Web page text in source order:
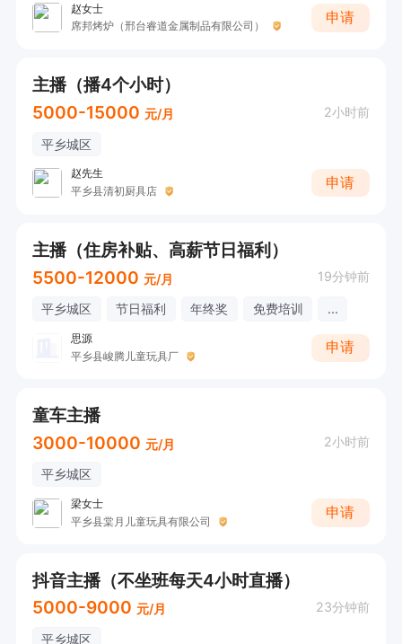
赵女士
席邦烤炉（邢台睿道金属制品有限公司）
申请
主播（播4个小时）
5000-15000 元/月 2小时前
平乡城区
赵先生
平乡县清初厨具店
申请
主播（住房补贴、高薪节日福利）
5500-12000 元/月 19分钟前
平乡城区 节日福利 年终奖 免费培训 ...
思源
平乡县峻腾儿童玩具厂
申请
童车主播
3000-10000 元/月 2小时前
平乡城区
梁女士
平乡县棠月儿童玩具有限公司
申请
抖音主播（不坐班每天4小时直播）
5000-9000 元/月 23分钟前
平乡城区